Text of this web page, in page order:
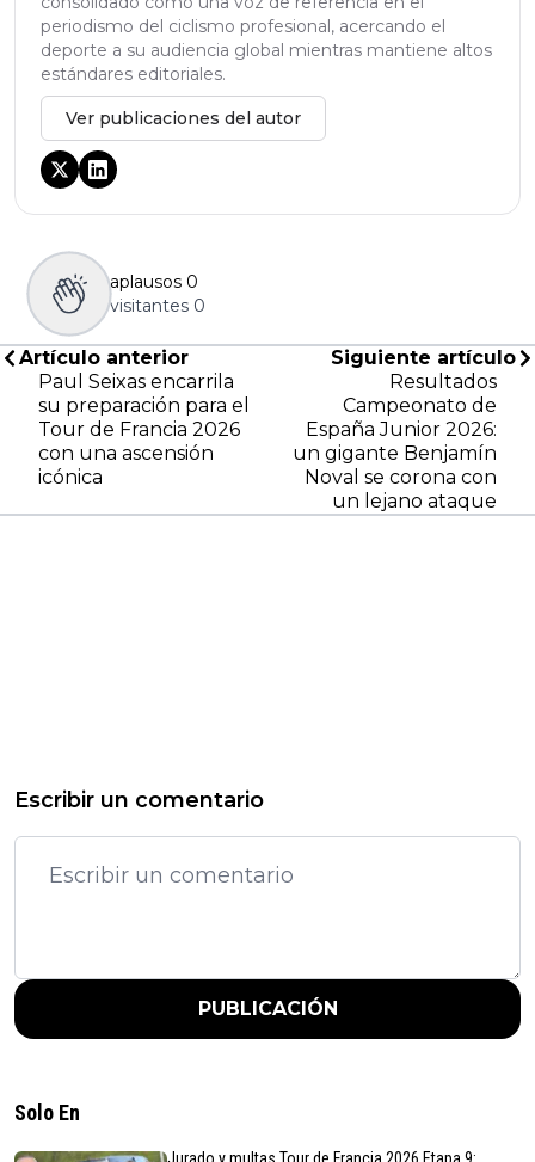
periodismo del ciclismo profesional, acercando el
deporte a su audiencia global mientras mantiene altos
estándares editoriales.
Ver publicaciones del autor
aplausos 0
visitantes 0
Artículo anterior
Paul Seixas encarrila
su preparación para el
Tour de Francia 2026
con una ascensión
icónica
Siguiente artículo
Resultados
Campeonato de
España Junior 2026:
un gigante Benjamín
Noval se corona con
un lejano ataque
Escribir un comentario
PUBLICACIÓN
Solo En